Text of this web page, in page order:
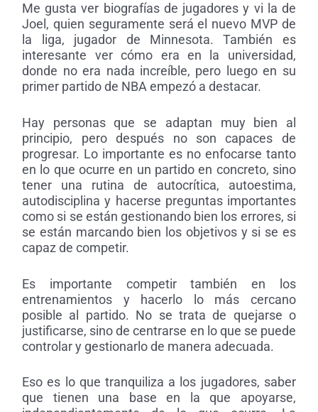
Me gusta ver biografías de jugadores y vi la de
Joel, quien seguramente será el nuevo MVP de
la liga, jugador de Minnesota. También es
interesante ver cómo era en la universidad,
donde no era nada increíble, pero luego en su
primer partido de NBA empezó a destacar.
Hay personas que se adaptan muy bien al
principio, pero después no son capaces de
progresar. Lo importante es no enfocarse tanto
en lo que ocurre en un partido en concreto, sino
tener una rutina de autocrítica, autoestima,
autodisciplina y hacerse preguntas importantes
como si se están gestionando bien los errores, si
se están marcando bien los objetivos y si se es
capaz de competir.
Es importante competir también en los
entrenamientos y hacerlo lo más cercano
posible al partido. No se trata de quejarse o
justificarse, sino de centrarse en lo que se puede
controlar y gestionarlo de manera adecuada.
Eso es lo que tranquiliza a los jugadores, saber
que tienen una base en la que apoyarse,